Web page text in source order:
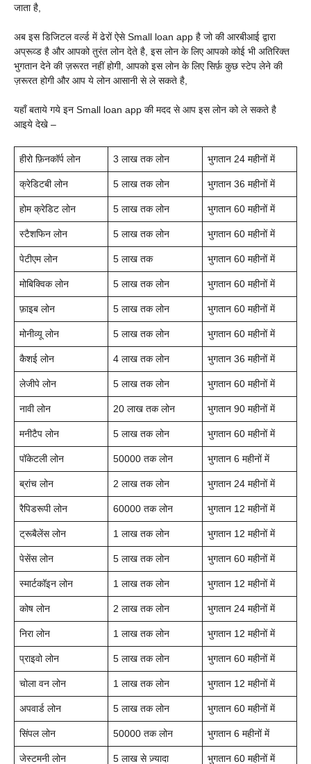
जाता है,
अब इस डिजिटल वर्ल्ड में ढेरों ऐसेSmall loan app है जो की आरबीआई द्वारा
अप्रूव्ड है और आपको तुरंत लोन देते है, इस लोन के लिए आपको कोई भी अतिरिक्त
भुगतान देने की ज़रूरत नहीं होगी, आपको इस लोन के लिए सिर्फ़ कुछ स्टेप लेने की
ज़रूरत होगी और आप ये लोन आसानी से ले सकते है,
यहाँ बताये गये इन Small loan app की मदद से आप इस लोन को ले सकते है
आइये देखे –
हीरो फ़िनकॉर्प लोन 3 लाख तक लोन भुगतान 24 महीनों में
क्रेडिटबी लोन 5 लाख तक लोन भुगतान 36 महीनों में
होम क्रेडिट लोन 5 लाख तक लोन भुगतान 60 महीनों में
स्टैशफिन लोन 5 लाख तक लोन भुगतान 60 महीनों में
पेटीएम लोन 5 लाख तक भुगतान 60 महीनों में
मोबिक्विक लोन 5 लाख तक लोन भुगतान 60 महीनों में
फ़ाइब लोन 5 लाख तक लोन भुगतान 60 महीनों में
मोनीव्यू लोन 5 लाख तक लोन भुगतान 60 महीनों में
कैशई लोन 4 लाख तक लोन भुगतान 36 महीनों में
लेजीपे लोन 5 लाख तक लोन भुगतान 60 महीनों में
नावी लोन 20 लाख तक लोन भुगतान 90 महीनों में
मनीटैप लोन 5 लाख तक लोन भुगतान 60 महीनों में
पॉकेटली लोन 50000 तक लोन भुगतान 6 महीनों में
ब्रांच लोन 2 लाख तक लोन भुगतान 24 महीनों में
रैपिडरूपी लोन 60000 तक लोन भुगतान 12 महीनों में
ट्रूबैलेंस लोन 1 लाख तक लोन भुगतान 12 महीनों में
पेसेंस लोन 5 लाख तक लोन भुगतान 60 महीनों में
स्मार्टकॉइन लोन 1 लाख तक लोन भुगतान 12 महीनों में
कोष लोन 2 लाख तक लोन भुगतान 24 महीनों में
निरा लोन 1 लाख तक लोन भुगतान 12 महीनों में
प्राइवो लोन 5 लाख तक लोन भुगतान 60 महीनों में
चोला वन लोन 1 लाख तक लोन भुगतान 12 महीनों में
अपवार्ड लोन 5 लाख तक लोन भुगतान 60 महीनों में
सिंपल लोन 50000 तक लोन भुगतान 6 महीनों में
जेस्टमनी लोन 5 लाख से ज़्यादा भुगतान 60 महीनों में